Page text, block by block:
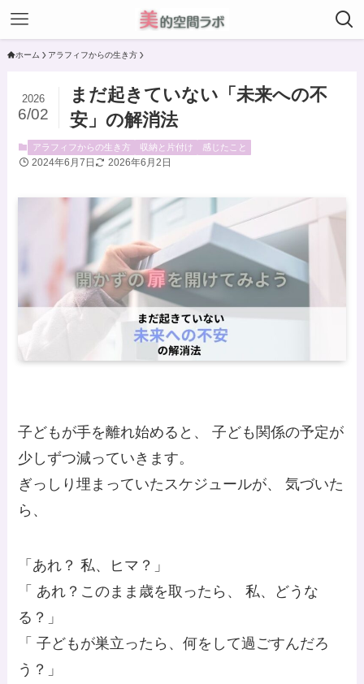
ホーム アラフィフからの生き方
まだ起きていない「未来への不
安」の解消法
2026
6/02
アラフィフからの生き方 収納と片付け 感じたこと
2024年6月7日 2026年6月2日
子どもが手を離れ始めると、 子ども関係の予定が
少しずつ減っていきます。
ぎっしり埋まっていたスケジュールが、 気づいた
ら、
「あれ？ 私、ヒマ？」
「 あれ？このまま歳を取ったら、 私、どうな
る？」
「 子どもが巣立ったら、何をして過ごすんだろ
う？」